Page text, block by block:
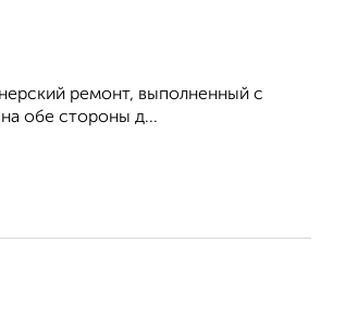
ремонт, выполненный с
обе стороны д...